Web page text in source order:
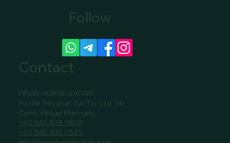
ATINIZ İÇİN DOĞAL BİR ENFLAMATUAR
Follow
Contact
PINAR HORSE SAFARI
Puzzle Seyahat Tur. Tic. Ltd. Sti
Çamlı Village Marmaris
+90 545 828 5800
+90 546 438 0545